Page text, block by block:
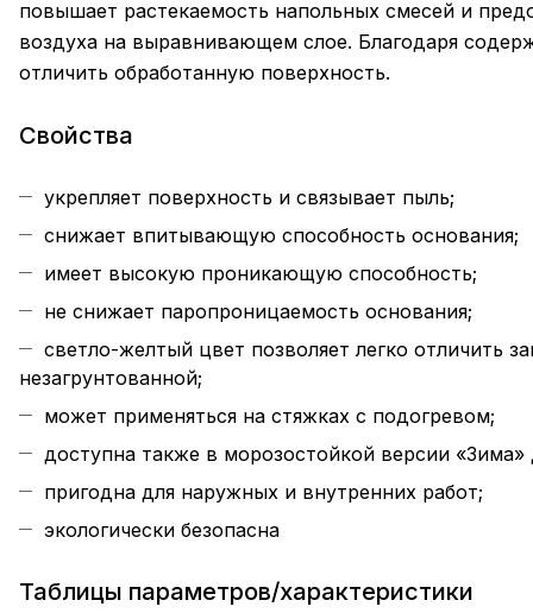
повышает растекаемость напольных смесей и
воздуха на выравнивающем слое. Благодаря
отличить обработанную поверхность.
Свойства
укрепляет поверхность и связывает пыль;
снижает впитывающую способность основания;
имеет высокую проникающую способность;
не снижает паропроницаемость основания;
светло-желтый цвет позволяет легко отличить
незагрунтованной;
может применяться на стяжках с подогревом;
доступна также в морозостойкой версии
пригодна для наружных и внутренних работ;
экологически безопасна
Таблицы параметров/характеристики